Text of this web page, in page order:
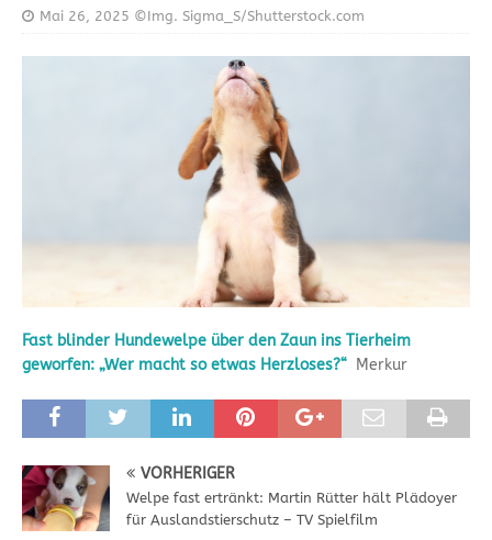
Mai 26, 2025 ©Img. Sigma_S/Shutterstock.com
Fast blinder Hundewelpe über den Zaun ins Tierheim
geworfen: „Wer macht so etwas Herzloses?“ Merkur
VORHERIGER
Welpe fast ertränkt: Martin Rütter hält Plädoyer
für Auslandstierschutz – TV Spielfilm